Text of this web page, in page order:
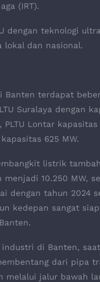
(IRT).
dengan teknologi
lokal dan nasional.
Banten terdapat
Suralaya dengan
Lontar
625 MW.
listrik
10.250 MW,
dengan tahun 2024
kedepan sangat
industri di Banten,
dari pipa
melalui jalur bawah